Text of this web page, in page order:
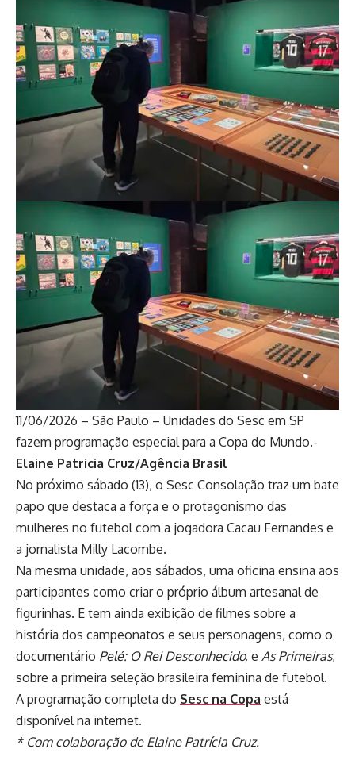
11/06/2026 – São Paulo – Unidades do Sesc em SP
fazem programação especial para a Copa do Mundo.-
Elaine Patricia Cruz/Agência Brasil
No próximo sábado (13), o Sesc Consolação traz um bate
papo que destaca a força e o protagonismo das
mulheres no futebol com a jogadora Cacau Fernandes e
a jornalista Milly Lacombe.
Na mesma unidade, aos sábados, uma oficina ensina aos
participantes como criar o próprio álbum artesanal de
figurinhas. E tem ainda exibição de filmes sobre a
história dos campeonatos e seus personagens, como o
documentário Pelé: O Rei Desconhecido, e As Primeiras,
sobre a primeira seleção brasileira feminina de futebol.
A programação completa do Sesc na Copa está
disponível na internet.
* Com colaboração de Elaine Patrícia Cruz.